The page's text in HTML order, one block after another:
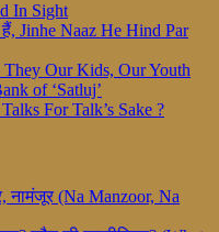
In Sight
हैं, Jinhe Naaz He Hind Par
They Our Kids, Our Youth
of ‘Satluj’
Talks For Talk’s Sake ?
नामंजूर (Na Manzoor, Na